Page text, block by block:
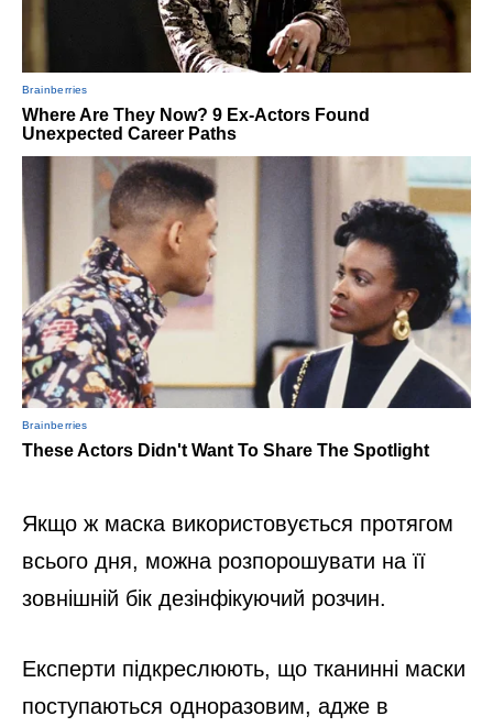
Якщо ж маска використовується протягом
всього дня, можна розпорошувати на її
зовнішній бік дезінфікуючий розчин.
Експерти підкреслюють, що тканинні маски
поступаються одноразовим, адже в